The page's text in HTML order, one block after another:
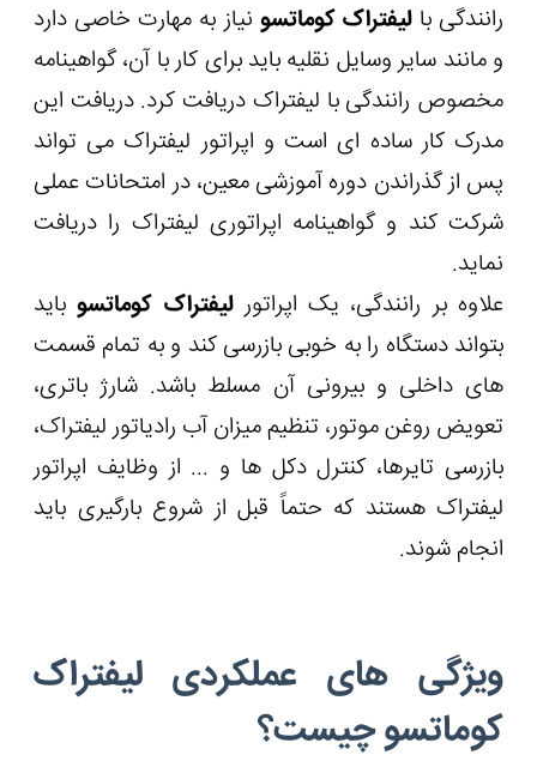
رانندگی بالیفتراک کوماتسو نیاز به مهارت خاصی دارد
و مانند سایر وسایل نقلیه باید برای کار با آن، گواهینامه
مخصوص رانندگی با لیفتراک دریافت کرد. دریافت این
مدرک کار ساده ای است و اپراتور لیفتراک می تواند
پس از گذراندن دوره آموزشی معین، در امتحانات عملی
شرکت کند و گواهینامه اپراتوری لیفتراک را دریافت
نماید.
علاوه بر رانندگی، یک اپراتورلیفتراک کوماتسوباید
بتواند دستگاه را به خوبی بازرسی کند و به تمام قسمت
های داخلی و بیرونی آن مسلط باشد. شارژ باتری،
تعویض روغن موتور، تنظیم میزان آب رادیاتور لیفتراک،
بازرسی تایرها، کنترل دکل ها و ... از وظایف اپراتور
لیفتراک هستند که حتماً قبل از شروع بارگیری باید
انجام شوند.
ویژگی های عملکردی لیفتراک
کوماتسو چیست؟